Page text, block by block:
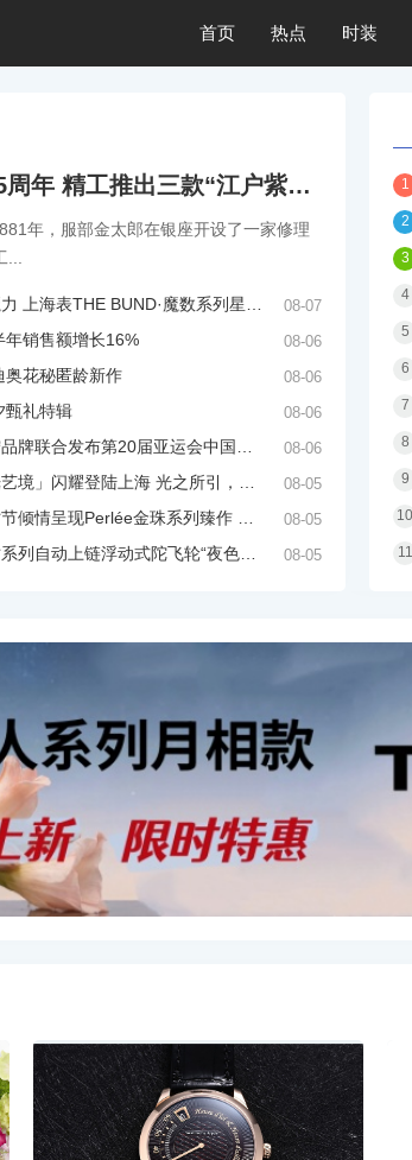
首页 热点 时装
庆祝品牌成立145周年 精工推出三款“江户紫”腕表
年，服部金太郎在银座开设了一家修理
THE BUND·魔数系列星轮腕表焕新双面登场 08-07
销售额增长16% 08-06
奥花秘匿龄新作 08-06
甄礼特辑 08-06
发布第20届亚运会中国体育代表团领奖装备 08-06
」闪耀登陆上海 光之所引，本色自现 08-05
Perlée金珠系列臻作 以欢愉意趣谱写夏日恋曲 08-05
上链浮动式陀飞轮“夜色蓝，云50”陶瓷腕表 08-05